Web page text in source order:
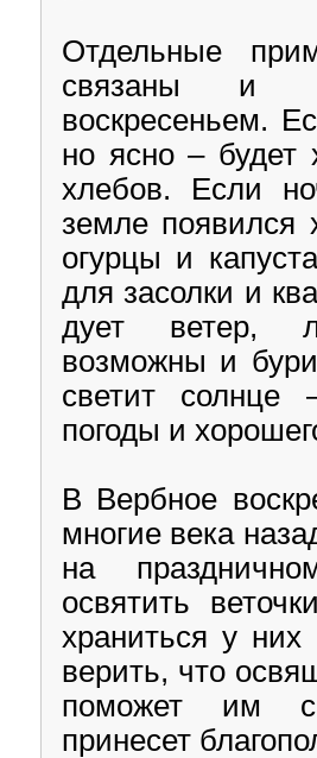
Отдельные
связаны и
воскресеньем.
но ясно – будет
хлебов. Если
земле появился
огурцы и
для засолки и
дует ветер,
возможны и
светит солнце
погоды и
В Вербное
многие века
на
освятить
храниться у них
верить, что
поможет им
принесет